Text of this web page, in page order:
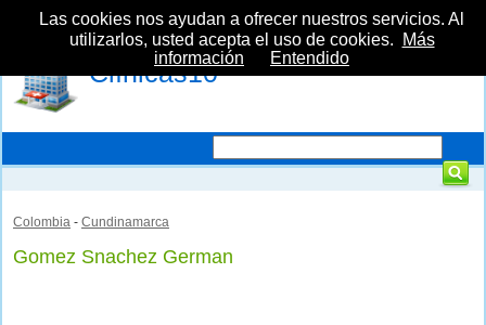
Clínicas10
Colombia - Cundinamarca
Gomez Snachez German
Las cookies nos ayudan a ofrecer nuestros servicios. Al
utilizarlos, usted acepta el uso de cookies.
Más
información
Entendido